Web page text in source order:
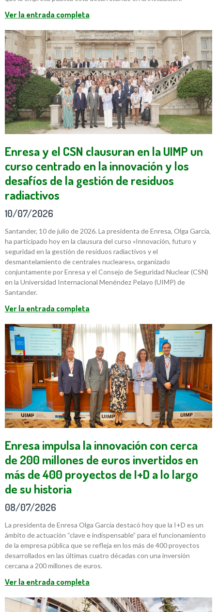
Ver la entrada completa
Enresa y el CSN clausuran en la UIMP un
curso centrado en la innovación y los
desafíos de la gestión de residuos
radiactivos
10/07/2026
Santander, 10 de julio de 2026. La presidenta de Enresa, Olga García,
ha participado hoy en la clausura del curso «Innovación, futuro y
seguridad en la gestión de residuos radiactivos y el
desmantelamiento de centrales nucleares», organizado
conjuntamente por Enresa y el Consejo de Seguridad Nuclear (CSN)
en la Universidad Internacional Menéndez Pelayo (UIMP) de
Santander.
Ver la entrada completa
Enresa impulsa la innovación con cerca
de 200 millones de euros invertidos en
más de 400 proyectos de I+D a lo largo
de su historia
08/07/2026
La presidenta de Enresa Olga García destacó hoy que la I+D es un
ámbito de actuación “clave e indispensable” para el funcionamiento
de la empresa pública que se refleja en los más de 400 proyectos
desarrollados en las últimas cuatro décadas con una inversión
cercana a 200 millones de euros.
Ver la entrada completa